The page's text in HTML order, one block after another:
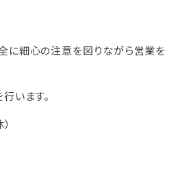
に細心の注意を図りながら営業を
います。